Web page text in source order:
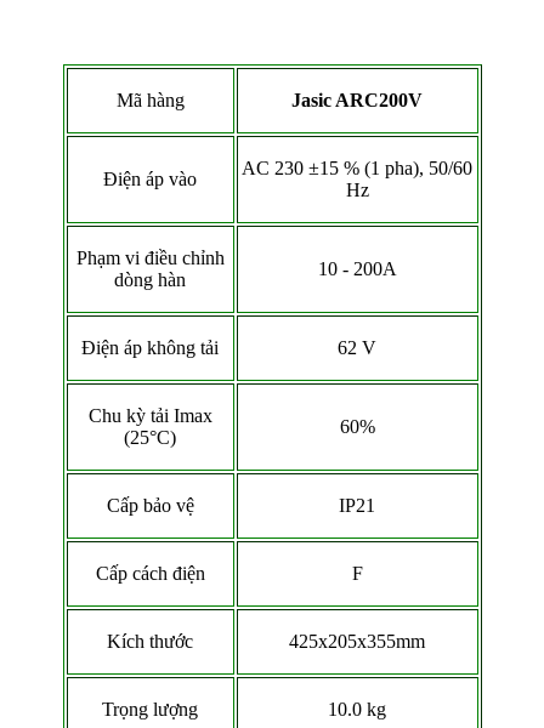
Mã hàng Jasic ARC200V
Điện áp vào
AC 230 ±15 % (1 pha), 50/60
Hz
Phạm vi điều chỉnh
dòng hàn
10 - 200A
Điện áp không tải 62 V
Chu kỳ tải Imax
(25°C)
60%
Cấp bảo vệ IP21
Cấp cách điện F
Kích thước 425x205x355mm
Trọng lượng 10.0 kg